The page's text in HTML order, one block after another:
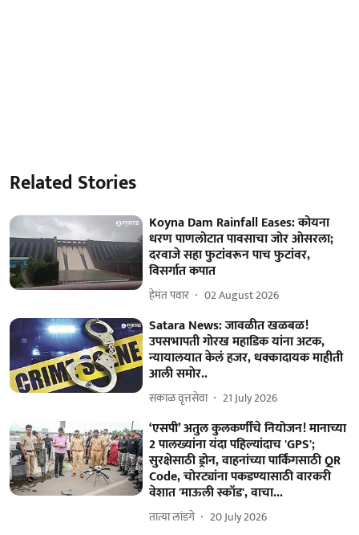
Related Stories
Koyna Dam Rainfall Eases: कोयना
धरण पाणलोटात पावसाचा जोर ओसरला;
दरवाजे सहा फुटांवरून पाच फुटांवर,
विसर्गात कपात
हेमंत पवार 02 August 2026
Satara News: जावळीत खळबळ!
उपसभापती गोरख महाडिक यांना अटक,
न्यायालयात केलं हजर, धक्कादायक माहीती
आली समाेर..
सकाळ वृत्तसेवा 21 July 2026
‘एसपी’ अतुल कुलकर्णींचे नियोजन! मानाच्या
2 पालख्यांना यंदा पहिल्यांदाच 'GPS';
सुरक्षेसाठी ड्रोन, वाहनांच्या पार्किंगसाठी QR
Code, चोरट्यांना पकडण्यासाठी वारकरी
वेशात 'माऊली स्कॉड', वाचा...
तात्या लांडगे 20 July 2026